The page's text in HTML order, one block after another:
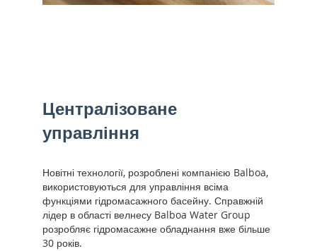
Централізоване
управління
Новітні технології, розроблені компанією Balboa,
використовуються для управління всіма
функціями гідромасажного басейну. Справжній
лідер в області велнесу Balboa Water Group
розробляє гідромасажне обладнання вже більше
30 років.